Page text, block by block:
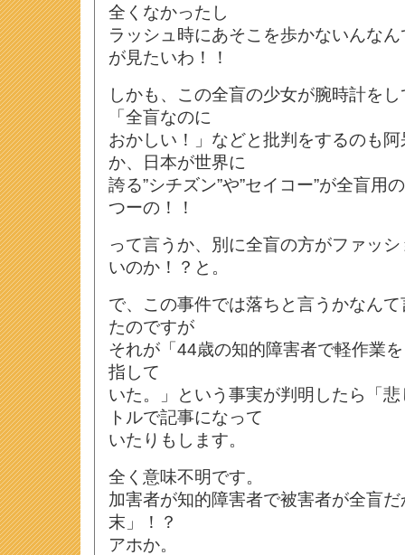
全くなかったし
ラッシュ時にあそこを歩かないんな
が見たいわ！！
しかも、この全盲の少女が腕時計を
「全盲なのに
おかしい！」などと批判をするのも
か、日本が世界に
誇る”シチズン”や”セイコー”が全盲用
つーの！！
って言うか、別に全盲の方がファッ
いのか！？と。
で、この事件では落ちと言うかなん
たのですが
それが「44歳の知的障害者で軽作業
指して
いた。」という事実が判明したら「
トルで記事になって
いたりもします。
全く意味不明です。
加害者が知的障害者で被害者が全盲
末」！？
アホか。